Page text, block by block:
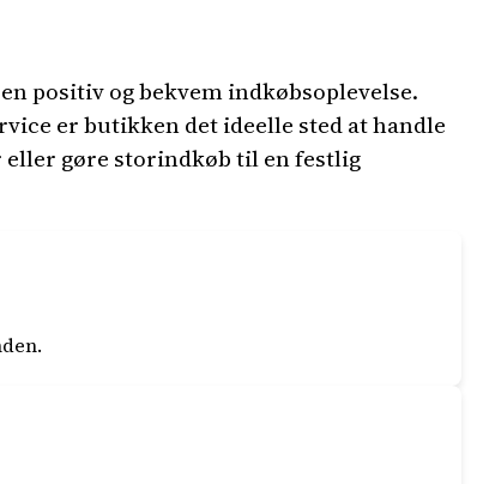
positiv og bekvem indkøbsoplevelse.
er butikken det ideelle sted at handle
eller gøre storindkøb til en festlig